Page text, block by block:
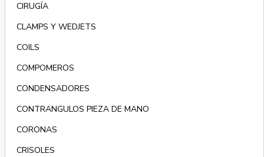
CIRUGÍA
CLAMPS Y WEDJETS
COILS
COMPOMEROS
CONDENSADORES
CONTRANGULOS PIEZA DE MANO
CORONAS
CRISOLES